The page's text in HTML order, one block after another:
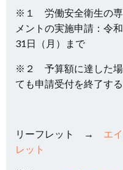
※１ 労働安全衛生の専
メントの実施申請：令
31日（月）まで
※２ 予算額に達した場
ても申請受付を終了す
リーフレット → エ
レット